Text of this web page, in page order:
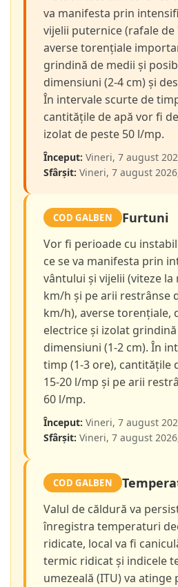
va manifesta prin
vijelii puternice (rafale de
averse torențiale
grindină de medii și
dimensiuni (2-4 cm) și
În intervale scurte de
cantitățile de apă vor fi
izolat de peste 50 l/mp.
Început: Vineri, 7 august
Sfârșit: Vineri, 7 august
COD GALBEN Furtuni
Vor fi perioade cu
ce se va manifesta prin
vântului și vijelii (viteze la
km/h și pe arii restrânse
km/h), averse torențiale,
electrice și izolat
dimensiuni (1-2 cm). În
timp (1-3 ore), cantitățile
15-20 l/mp și pe arii
60 l/mp.
Început: Vineri, 7 august
Sfârșit: Vineri, 7 august
COD GALBEN
Valul de căldură va
înregistra temperaturi
ridicate, local va fi
termic ridicat și indicele
umezeală (ITU) va